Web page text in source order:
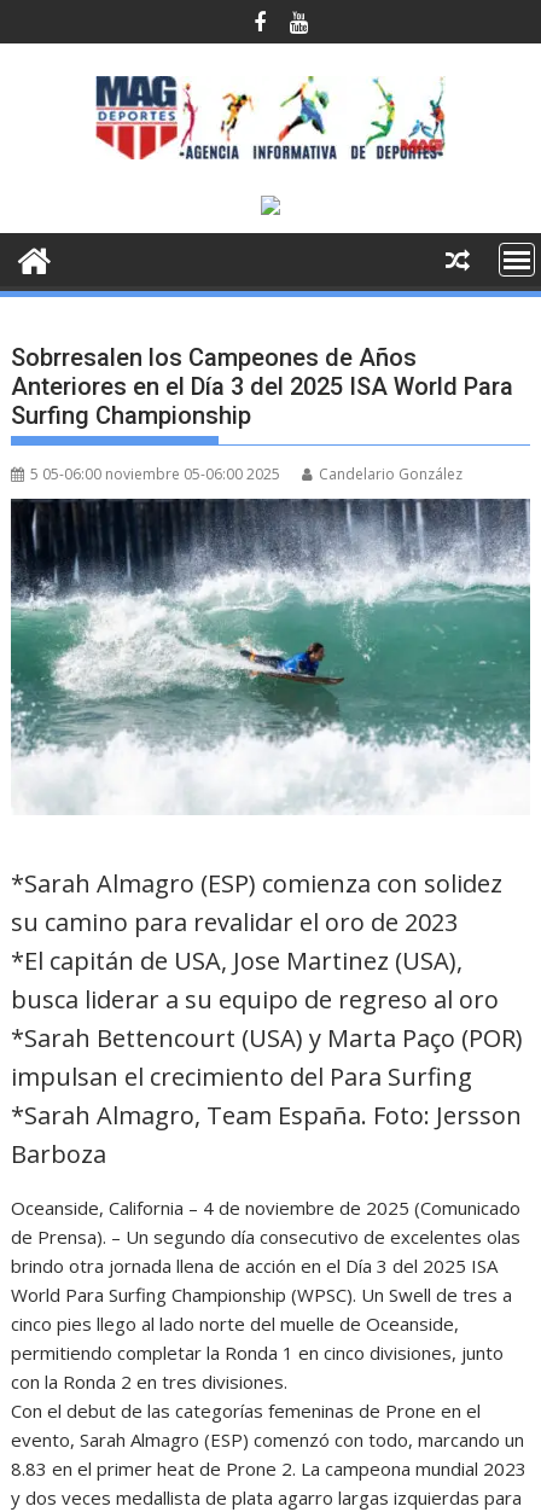
al
Sobrresalen los Campeones de Años
Anteriores en el Día 3 del 2025 ISA World Para
Surfing Championship
5 05-06:00 noviembre 05-06:00 2025 Candelario González
*Sarah Almagro (ESP) comienza con solidez
su camino para revalidar el oro de 2023
*El capitán de USA, Jose Martinez (USA),
busca liderar a su equipo de regreso al oro
*Sarah Bettencourt (USA) y Marta Paço (POR)
impulsan el crecimiento del Para Surfing
*Sarah Almagro, Team España. Foto: Jersson
Barboza
Oceanside, California – 4 de noviembre de 2025 (Comunicado
de Prensa). – Un segundo día consecutivo de excelentes olas
brindo otra jornada llena de acción en el Día 3 del 2025 ISA
World Para Surfing Championship (WPSC). Un Swell de tres a
cinco pies llego al lado norte del muelle de Oceanside,
permitiendo completar la Ronda 1 en cinco divisiones, junto
con la Ronda 2 en tres divisiones.
Con el debut de las categorías femeninas de Prone en el
evento, Sarah Almagro (ESP) comenzó con todo, marcando un
8.83 en el primer heat de Prone 2. La campeona mundial 2023
y dos veces medallista de plata agarro largas izquierdas para